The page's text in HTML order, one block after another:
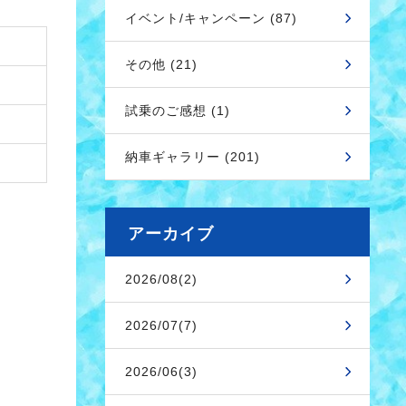
イベント/キャンペーン (87)
その他 (21)
試乗のご感想 (1)
納車ギャラリー (201)
アーカイブ
2026/08(2)
2026/07(7)
2026/06(3)